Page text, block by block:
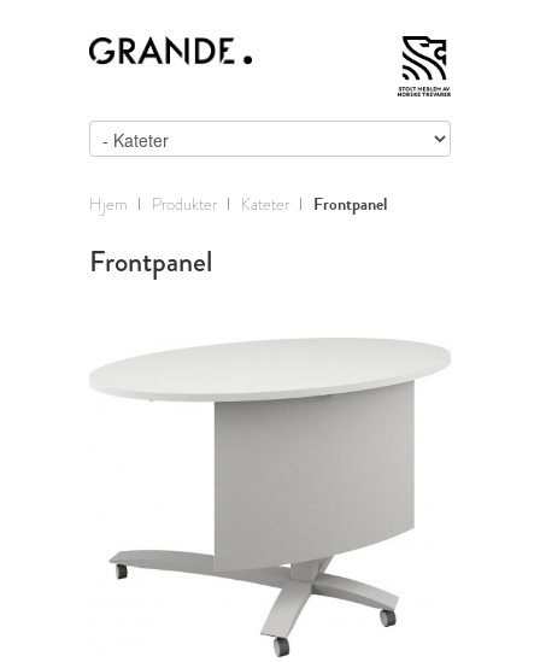
Hjem Produkter Kateter Frontpanel
Frontpanel